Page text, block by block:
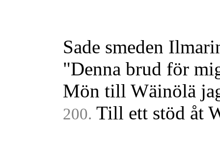
Sade smeden
"Denna brud för
Mön till Wäinölä
200. Till ett stöd åt